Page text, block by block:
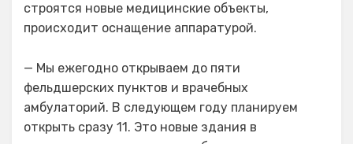
строятся новые медицинские объекты,
происходит оснащение аппаратурой.
— Мы ежегодно открываем до пяти
фельдшерских пунктов и врачебных
амбулаторий. В следующем году планируем
открыть сразу 11. Это новые здания в